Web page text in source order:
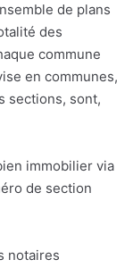
de plans
des
commune
en communes,
sections, sont,
immobilier via
de section
notaires